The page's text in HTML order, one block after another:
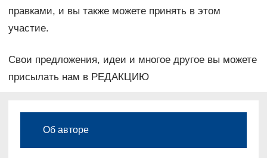
правками, и вы также можете принять в этом
участие.
Свои предложения, идеи и многое другое вы можете
присылать нам в РЕДАКЦИЮ
Об авторе